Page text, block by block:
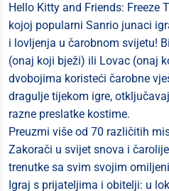
Hello Kitty and Friends: Freeze
kojoj popularni Sanrio junaci
i lovljenja u čarobnom svijetu!
(onaj koji bježi) ili Lovac (onaj
dvobojima koristeći čarobne
dragulje tijekom igre,
razne preslatke kostime.
Preuzmi više od 70 različitih
Zakorači u svijet snova i
trenutke sa svim svojim
Igraj s prijateljima i obitelji: u